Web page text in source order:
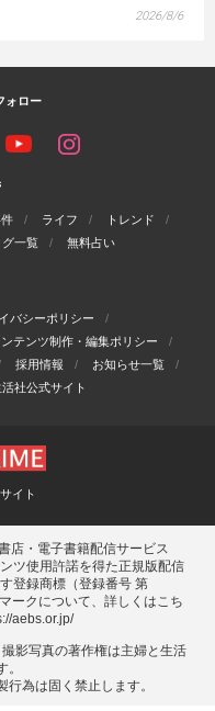
2026/8/6
ォロー
ライフ
トレンド
グ一覧 無料占い
バシーポリシー
ンテンツ制作・編集ポリシー
採用情報
お知らせ一覧
社公式サイト
イト
店・電子書籍配信サービス
ツ使用許諾を得た正規版配信
登録商標（登録番号 第
ークについて、詳しくはこち
aebs.or.jp/
影写真の著作権は主婦と⽣活
為は固く禁⽌します。